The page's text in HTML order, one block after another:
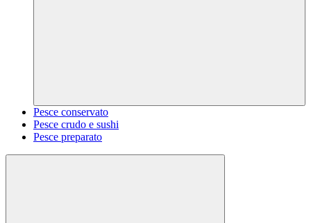
Pesce conservato
Pesce crudo e sushi
Pesce preparato